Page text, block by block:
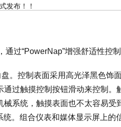
过“PowerNap”增强舒适性控制
。控制表面采用高光泽黑色饰
通过触摸控制按钮滑动来控制。
械系统，触摸表面也不太容易受
。组合仪表和媒体显示屏上的